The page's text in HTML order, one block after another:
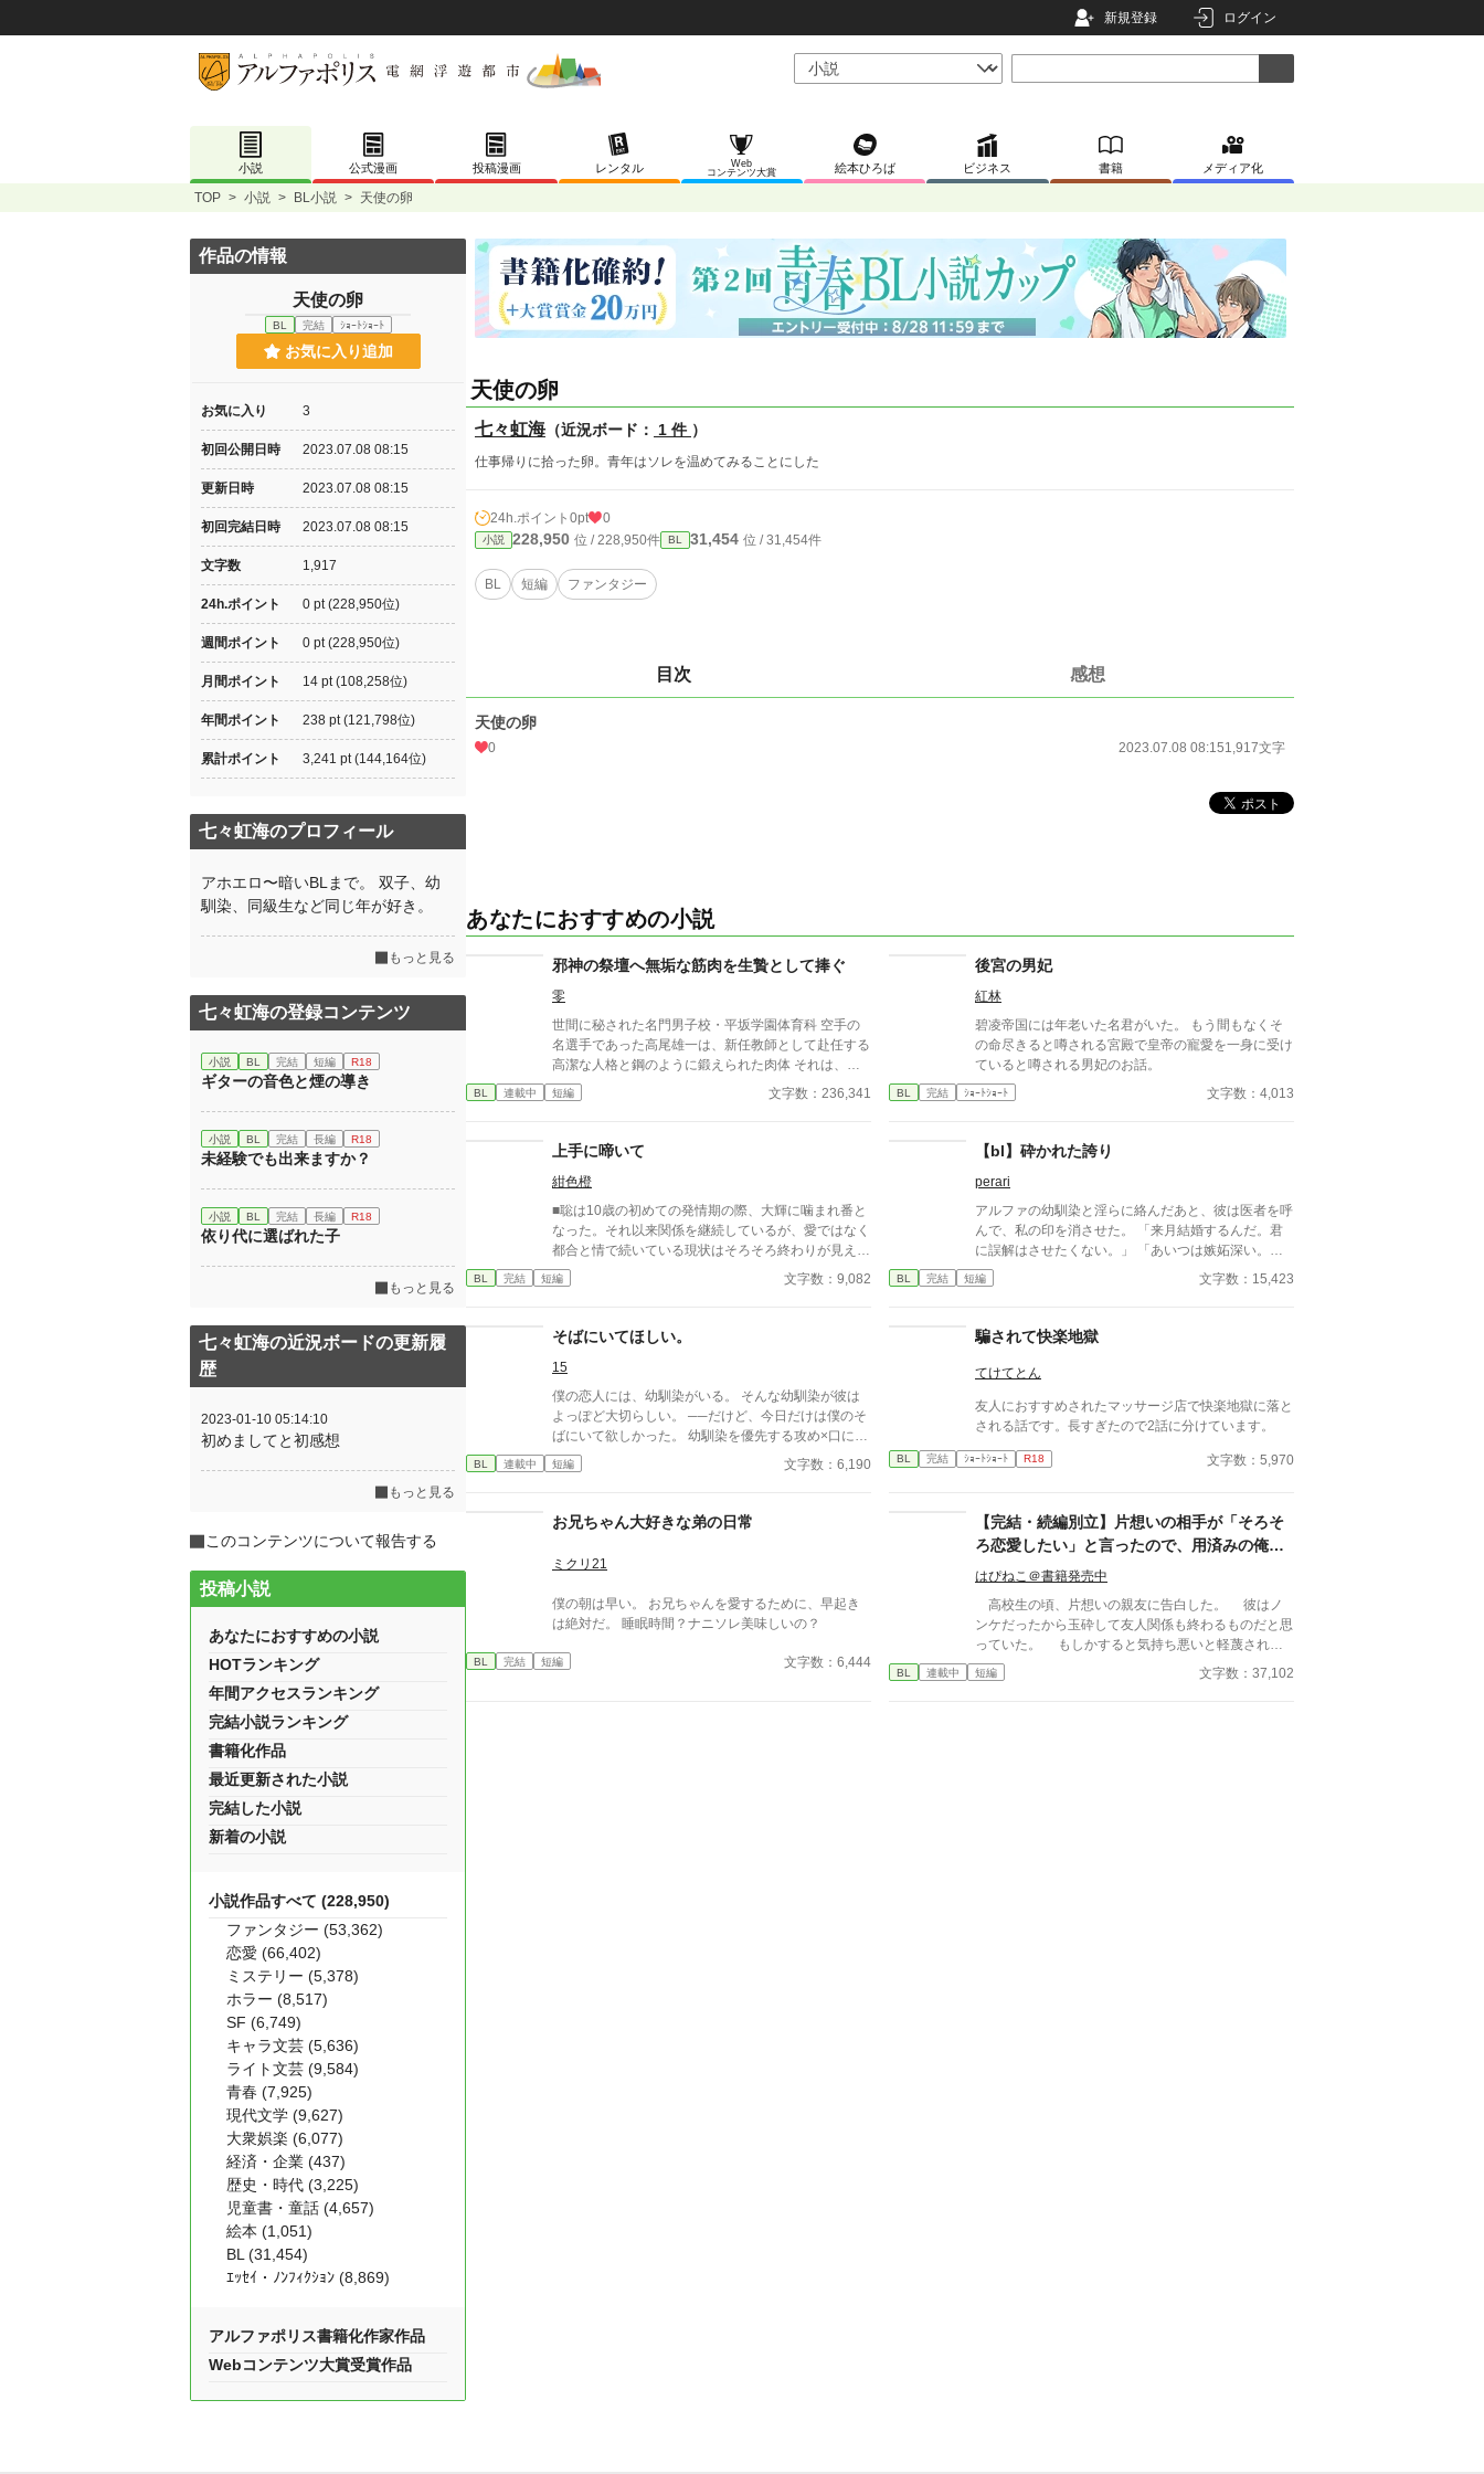
新規登録 ログイン
小説 公式漫画 投稿漫画 レンタル
Web
コンテンツ大賞
絵本ひろば ビジネス 書籍 メディア化
TOP > 小説 > BL小説 > 天使の卵
天使の卵
七々虹海 （近況ボード： 1 件 ）
仕事帰りに拾った卵。青年はソレを温めてみることにした
24h.ポイント 0pt 0
小説 228,950 位 / 228,950件 BL 31,454 位 / 31,454件
BL 短編 ファンタジー
目次 感想
天使の卵
0 2023.07.08 08:151,917文字
あなたにおすすめの小説
邪神の祭壇へ無垢な筋肉を生贄として捧ぐ
零
世間に秘された名門男子校・平坂学園体育科 空手の
名選手であった高尾雄一は、新任教師として赴任する
高潔な人格と鋼のように鍛えられた肉体 それは、学
園にとって最高の生贄の候補に他ならなかった 至高
の筋肉を持つ、精神を削られ意志をなくした青年を太
躍する 意志をなくし筋肉の操り人形と化した“デク”
ァンタジー
BL 連載中 短編 文字数：236,341
後宮の男妃
紅林
碧凌帝国には年老いた名君がいた。 もう間もなくそ
の命尽きると噂される宮殿で皇帝の寵愛を一身に受け
ていると噂される男妃のお話。
BL 完結 ｼｮｰﾄｼｮｰﾄ 文字数：4,013
上手に啼いて
紺色橙
■聡は10歳の初めての発情期の際、大輝に噛まれ番と
なった。それ以来関係を継続しているが、愛ではなく
都合と情で続いている現状はそろそろ終わりが見えて
いた。 ■注意*独自オメガバース設定。■『それは愛か
本能か』と同じ世界設定です。関係は一切なし。
BL 完結 短編 文字数：9,082
【bl】砕かれた誇り
perari
アルファの幼馴染と淫らに絡んだあと、彼は医者を呼
んで、私の印を消させた。 「来月結婚するんだ。君
に誤解はさせたくない。」 「あいつは嫉妬深い。泣
かせるわけにはいかない。」 「君ももう年頃の残り
物のオメガだろ？ 俺の印をつけたまま、他のアルフ
く、けれどどこか薄情な笑みを浮かべながら、一枚の
んだから、君を傷つけたりはしない。」 「結婚の日
くつかのコメントを拝見し、大変申し訳なく思ってお
ります。 私は現在日本語を勉強しており、この文章
はAI作品ではありませんが、 一部に翻訳ソフトを使
用しています。 もし読んでくださる中で日本語のお
BL 完結 短編 文字数：15,423
そばにいてほしい。
15
僕の恋人には、幼馴染がいる。 そんな幼馴染が彼は
よっぽど大切らしい。 ──だけど、今日だけは僕のそ
ばにいて欲しかった。 幼馴染を優先する攻め×口に出
せない受け 安心してください、ハピエンです。
BL 連載中 短編 文字数：6,190
騙されて快楽地獄
てけてとん
友人におすすめされたマッサージ店で快楽地獄に落と
される話です。長すぎたので2話に分けています。
BL 完結 ｼｮｰﾄｼｮｰﾄ R18 文字数：5,970
お兄ちゃん大好きな弟の日常
ミクリ21
僕の朝は早い。 お兄ちゃんを愛するために、早起き
は絶対だ。 睡眠時間？ナニソレ美味しいの？
BL 完結 短編 文字数：6,444
【完結・続編別立】片想いの相手が「そろそ
ろ恋愛したい」と言ったので、用済みの俺は
ニートになることにしました。
はぴねこ＠書籍発売中
高校生の頃、片想いの親友に告白した。 彼はノ
ンケだったから玉砕して友人関係も終わるものだと思
っていた。 もしかすると気持ち悪いと軽蔑される
覚悟までしていたのに、彼は「今は恋愛をしている時
間がないんだ」と自分の夢を語ってくれた。 彼は
BL 連載中 短編 文字数：37,102
作品の情報
天使の卵
BL 完結 ｼｮｰﾄｼｮｰﾄ
お気に入り追加
お気に入り 3
初回公開日時 2023.07.08 08:15
更新日時 2023.07.08 08:15
初回完結日時 2023.07.08 08:15
文字数 1,917
24h.ポイント 0 pt (228,950位)
週間ポイント 0 pt (228,950位)
月間ポイント 14 pt (108,258位)
年間ポイント 238 pt (121,798位)
累計ポイント 3,241 pt (144,164位)
七々虹海のプロフィール
アホエロ〜暗いBLまで。 双子、幼
馴染、同級生など同じ年が好き。
もっと見る
七々虹海の登録コンテンツ
小説 BL 完結 短編 R18
ギターの音色と煙の導き
小説 BL 完結 長編 R18
未経験でも出来ますか？
小説 BL 完結 長編 R18
依り代に選ばれた子
もっと見る
七々虹海の近況ボードの更新履
歴
2023-01-10 05:14:10
初めましてと初感想
もっと見る
このコンテンツについて報告する
投稿小説
あなたにおすすめの小説
HOTランキング
年間アクセスランキング
完結小説ランキング
書籍化作品
最近更新された小説
完結した小説
新着の小説
小説作品すべて (228,950)
ファンタジー (53,362)
恋愛 (66,402)
ミステリー (5,378)
ホラー (8,517)
SF (6,749)
キャラ文芸 (5,636)
ライト文芸 (9,584)
青春 (7,925)
現代文学 (9,627)
大衆娯楽 (6,077)
経済・企業 (437)
歴史・時代 (3,225)
児童書・童話 (4,657)
絵本 (1,051)
BL (31,454)
ｴｯｾｲ・ﾉﾝﾌｨｸｼｮﾝ (8,869)
アルファポリス書籍化作家作品
Webコンテンツ大賞受賞作品